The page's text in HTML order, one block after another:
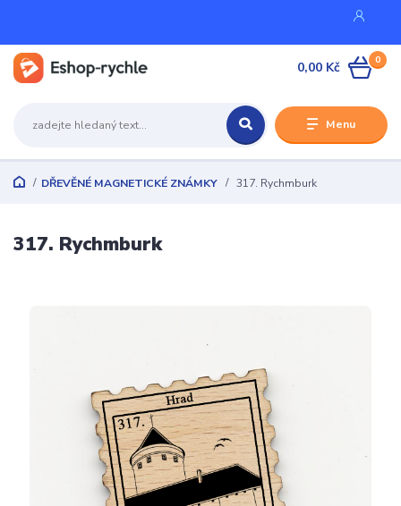
Menu
0
0,00 Kč
DŘEVĚNÉ MAGNETICKÉ ZNÁMKY 317. Rychmburk
317. Rychmburk